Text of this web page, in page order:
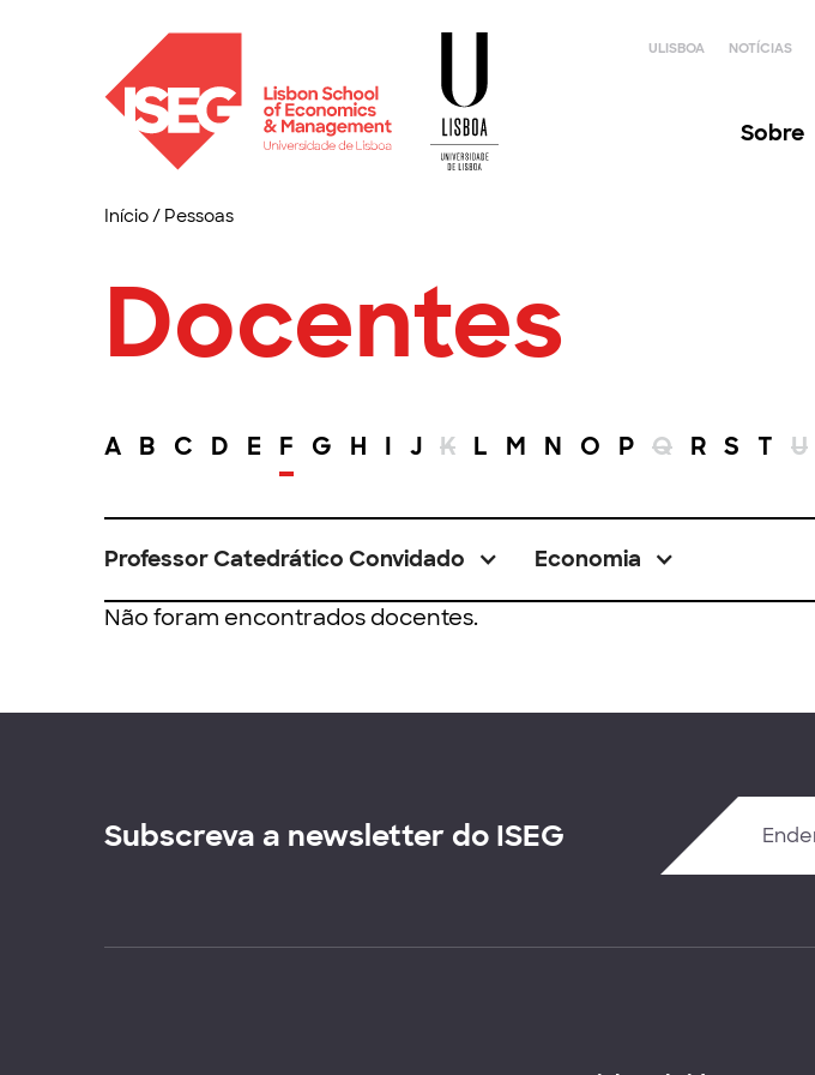
ULISBOA NOTÍCIAS
Sobre
Início/ Pessoas
Docentes
A B C D E F G H I J K L M N O P Q R S T U
Professor Catedrático Convidado Economia
Não foram encontrados docentes.
Subscreva a newsletter do ISEG